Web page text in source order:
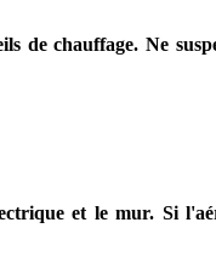
de chauffage. Ne
et le mur. Si